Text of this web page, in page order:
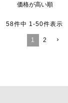
価格が高い順
58件中 1-50件表示
1 2